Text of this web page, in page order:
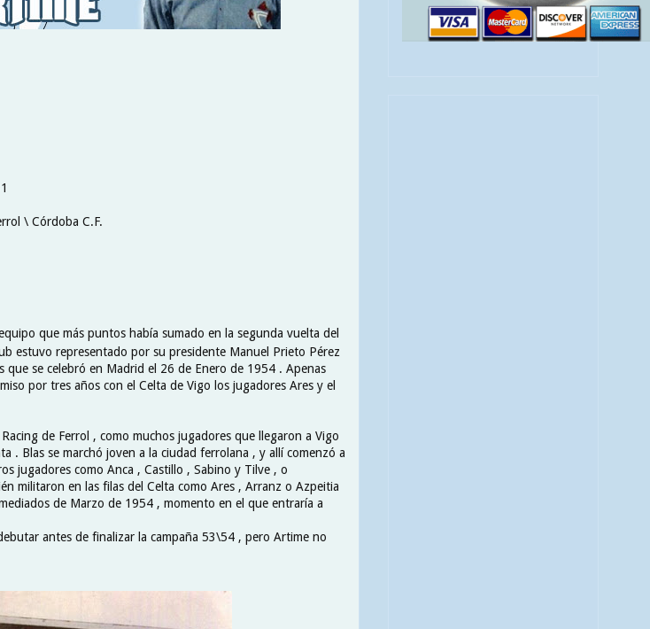
\ Córdoba C.F.
que más puntos había sumado en la segunda vuelta del
estuvo representado por su presidente Manuel Prieto Pérez
que se celebró en Madrid el 26 de Enero de 1954 . Apenas
por tres años con el Celta de Vigo los jugadores Ares y el
de Ferrol , como muchos jugadores que llegaron a Vigo
. Blas se marchó joven a la ciudad ferrolana , y allí comenzó a
jugadores como Anca , Castillo , Sabino y Tilve , o
militaron en las filas del Celta como Ares , Arranz o Azpeitia
de Marzo de 1954 , momento en el que entraría a
antes de finalizar la campaña 53\54 , pero Artime no